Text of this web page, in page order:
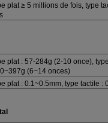
plat ≥ 5 millions de fois, type
plat : 57-284g (2-10 once),
(6~14 onces)
plat : 0.1~0.5mm, type tactile :